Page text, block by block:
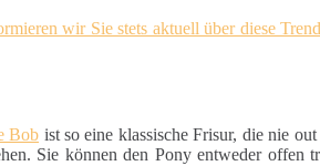
wir Sie stets aktuell über diese
Bob ist so eine klassische Frisur, die nie
Sie können den Pony entweder offen